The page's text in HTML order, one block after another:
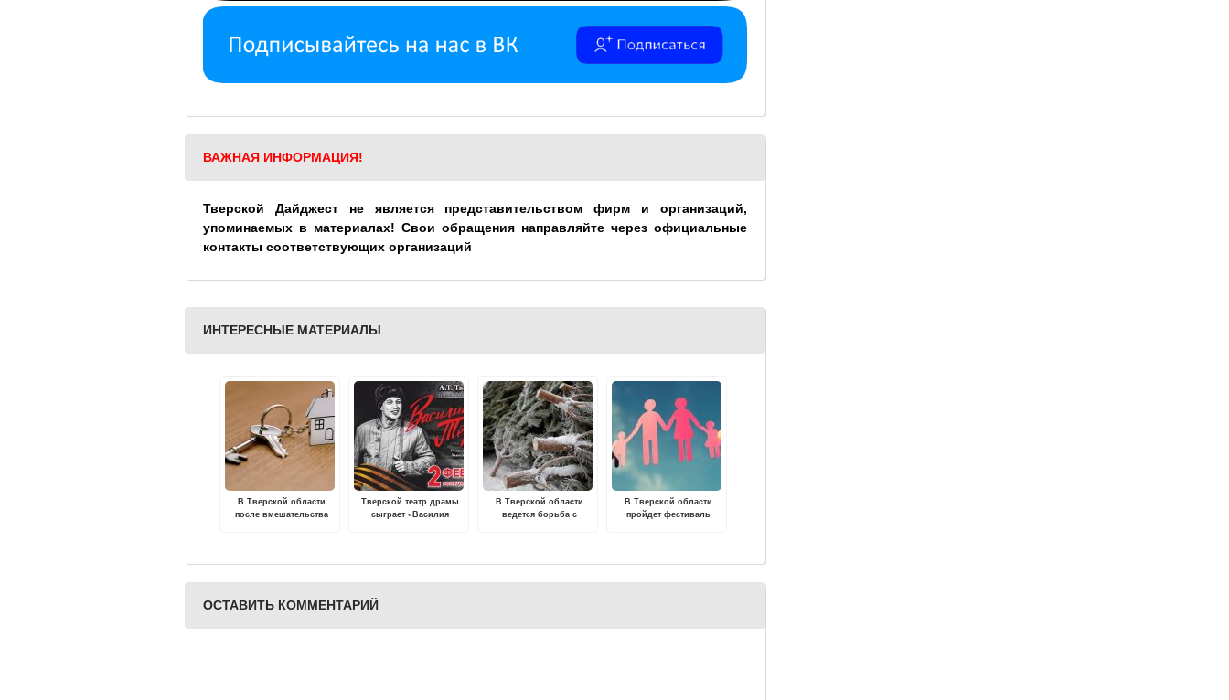
ВАЖНАЯ ИНФОРМАЦИЯ!
Тверской Дайджест не является представительством фирм и организаций,
упоминаемых в материалах! Свои обращения направляйте через официальные
контакты соответствующих организаций
ИНТЕРЕСНЫЕ МАТЕРИАЛЫ
В Тверской области
после вмешательства
квартира
Тверской театр драмы
сыграет «Василия
В Тверской области
ведется борьба с
В Тверской области
пройдет фестиваль
ОСТАВИТЬ КОММЕНТАРИЙ